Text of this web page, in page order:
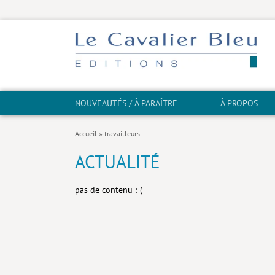
NOUVEAUTÉS / À PARAÎTRE À PROPOS
Accueil » travailleurs
ACTUALITÉ
pas de contenu :-(